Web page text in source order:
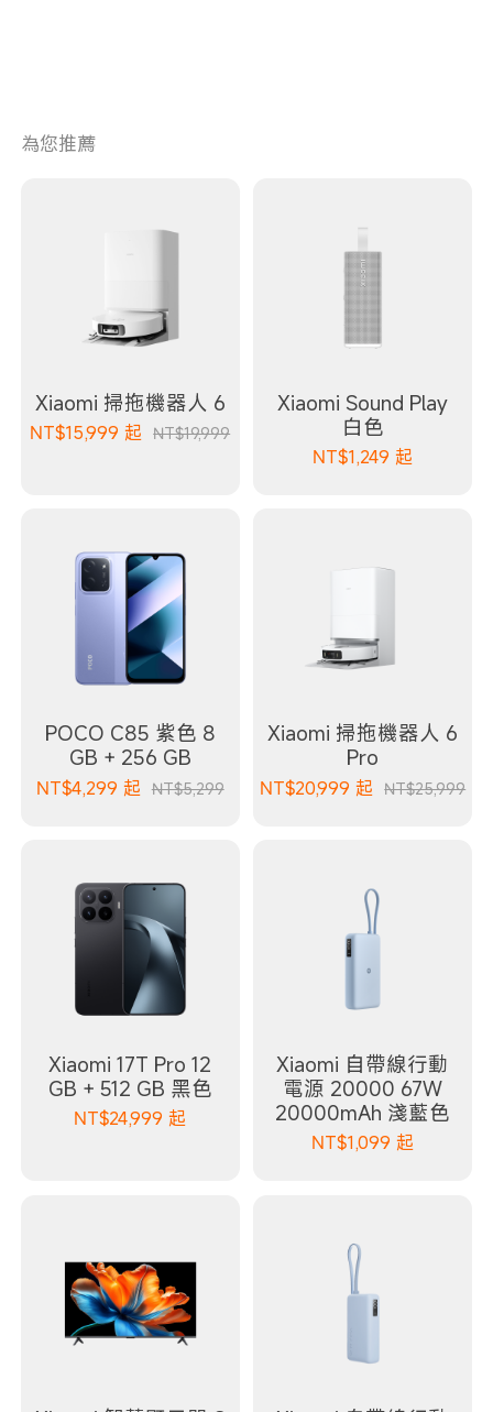
為您推薦
Xiaomi 掃拖機器人 6
NT$15,999 起 NT$19,999
Xiaomi Sound Play
白色
NT$1,249 起
POCO C85 紫色 8
GB + 256 GB
NT$4,299 起 NT$5,299
Xiaomi 掃拖機器人 6
Pro
NT$20,999 起 NT$25,999
Xiaomi 17T Pro 12
GB + 512 GB 黑色
NT$24,999 起
Xiaomi 自帶線行動
電源 20000 67W
20000mAh 淺藍色
NT$1,099 起